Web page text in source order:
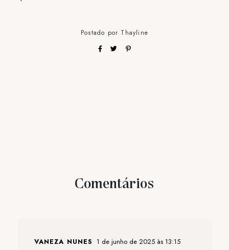
Postado por Thayline
Comentários
VANEZA NUNES 1 de junho de 2025 às 13:15